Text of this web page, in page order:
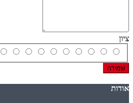
ציון
שמירה
אודות